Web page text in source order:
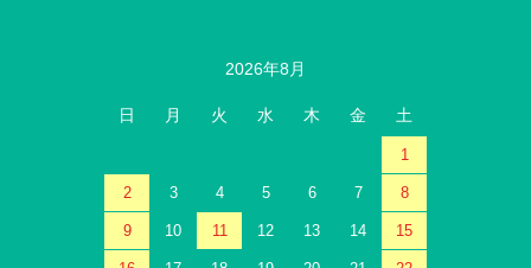
2026年8月
日 月 火 水 木 金 土
1
2 3 4 5 6 7 8
9 10 11 12 13 14 15